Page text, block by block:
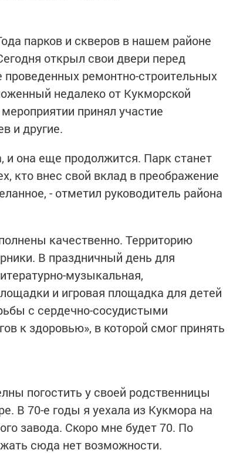
парков и скверов в нашем районе
открыл свои двери перед
ремонтно-строительных
недалеко от Кукморской
принял участие
и другие.
и она еще продолжится. Парк станет
кто внес свой вклад в преображение
- отметил руководитель района
качественно. Территорию
В праздничный день для
музыкальная,
и игровая площадка для детей
с сердечно-сосудистыми
к здоровью», в которой смог принять
погостить у своей родственницы
В 70-е годы я уехала из Кукмора на
завода. Скоро мне будет 70. По
сюда нет возможности.